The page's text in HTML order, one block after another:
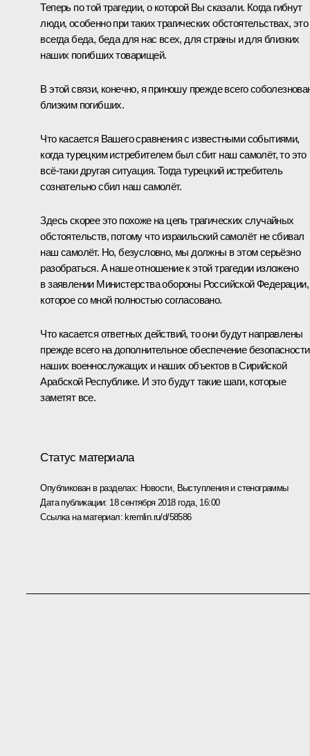
Теперь по той трагедии, о которой Вы сказали. Когда гибнут
люди, особенно при таких трагических обстоятельствах, это
всегда беда, беда для нас всех, для страны и для близких
наших погибших товарищей.
В этой связи, конечно, я приношу прежде всего
близким погибших.
Что касается Вашего сравнения с известными событиями,
когда турецким истребителем был сбит наш самолёт, то это
всё‑таки другая ситуация. Тогда турецкий истребитель
сознательно сбил наш самолёт.
Здесь скорее это похоже на цепь трагических случайных
обстоятельств, потому что израильский самолёт не сбивал
наш самолёт. Но, безусловно, мы должны в этом серьёзно
разобраться. А наше отношение к этой трагедии изложено
в заявлении Министерства обороны Российской Федерации,
которое со мной полностью согласовано.
Что касается ответных действий, то они будут направлены
прежде всего на дополнительное обеспечение безопасности
наших военнослужащих и наших объектов в Сирийской
Арабской Республике. И это будут такие шаги, которые
заметят все.
Статус материала
Опубликован в разделах: Новости, Выступления и стенограммы
Дата публикации: 18 сентября 2018 года, 16:00
Ссылка на материал: kremlin.ru/d/58586